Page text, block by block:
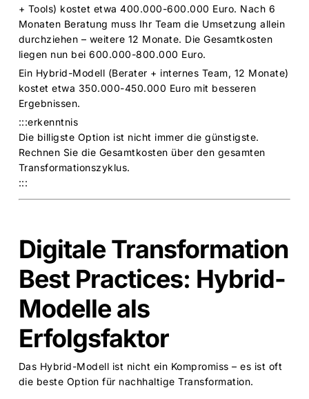
+ Tools) kostet etwa 400.000-600.000 Euro. Nach 6
Monaten Beratung muss Ihr Team die Umsetzung allein
durchziehen – weitere 12 Monate. Die Gesamtkosten
liegen nun bei 600.000-800.000 Euro.
Ein Hybrid-Modell (Berater + internes Team, 12 Monate)
kostet etwa 350.000-450.000 Euro mit besseren
Ergebnissen.
:::erkenntnis
Die billigste Option ist nicht immer die günstigste.
Rechnen Sie die Gesamtkosten über den gesamten
Transformationszyklus.
:::
Digitale Transformation
Best Practices: Hybrid-
Modelle als
Erfolgsfaktor
Das Hybrid-Modell ist nicht ein Kompromiss – es ist oft
die beste Option für nachhaltige Transformation.